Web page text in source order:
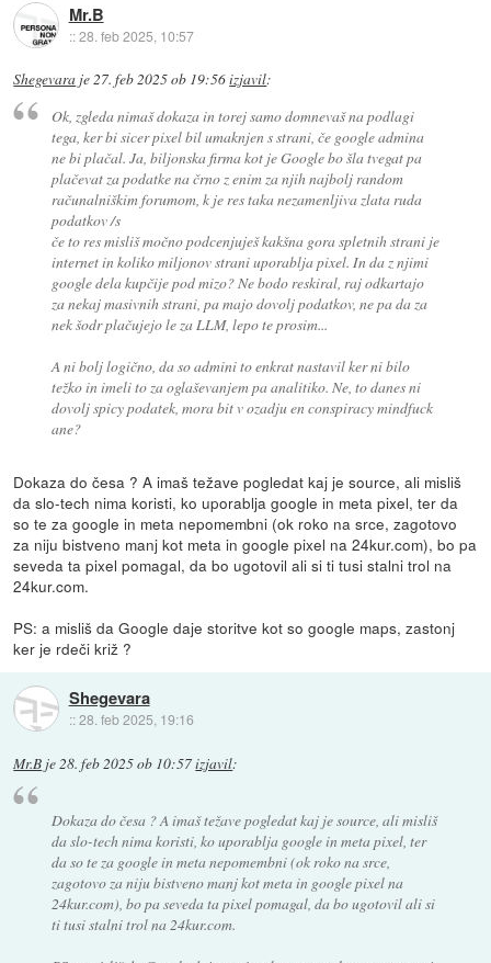
Mr.B
::28. feb 2025, 10:57
Shegevara je27. feb 2025 ob 19:56izjavil:
Ok, zgleda nimaš dokaza in torej samodomnevašna podlagi
tega, ker bi sicer pixel bil umaknjen s strani, če google admina
ne bi plačal. Ja, biljonska firma kot je Google bo šla tvegat pa
plačevat za podatke na črno z enim za njih najbolj random
računalniškim forumom, k je res taka nezamenljiva zlata ruda
podatkov /s
če to res misliš močno podcenjuješ kakšna gora spletnih strani je
internet in koliko miljonov strani uporablja pixel. In da z njimi
google dela kupčije pod mizo? Ne bodo reskiral, raj odkartajo
za nekaj masivnih strani, pa majo dovolj podatkov, ne pa da za
nek šodr plačujejo le za LLM, lepo te prosim...
A ni bolj logično, da so admini to enkrat nastavil ker ni bilo
težko in imeli to za oglaševanjem pa analitiko. Ne, to danes ni
dovolj spicy podatek, mora bit v ozadju en conspiracy mindfuck
ane?
Dokaza do česa ? A imaš težave pogledat kaj je source, ali misliš
da slo-tech nima koristi, ko uporablja google in meta pixel, ter da
so te za google in meta nepomembni (ok roko na srce, zagotovo
za niju bistveno manj kot meta in google pixel na 24kur.com), bo pa
seveda ta pixel pomagal, da bo ugotovil ali si ti tusi stalni trol na
24kur.com.
PS: a misliš da Google daje storitve kot so google maps, zastonj
ker je rdeči križ ?
Shegevara
::28. feb 2025, 19:16
Mr.B je28. feb 2025 ob 10:57izjavil:
Dokaza do česa ? A imaš težave pogledat kaj je source, ali misliš
da slo-tech nima koristi, ko uporablja google in meta pixel, ter
da so te za google in meta nepomembni (ok roko na srce,
zagotovo za niju bistveno manj kot meta in google pixel na
24kur.com), bo pa seveda ta pixel pomagal, da bo ugotovil ali si
ti tusi stalni trol na 24kur.com.